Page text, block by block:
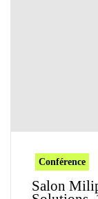
Conférence
Salon